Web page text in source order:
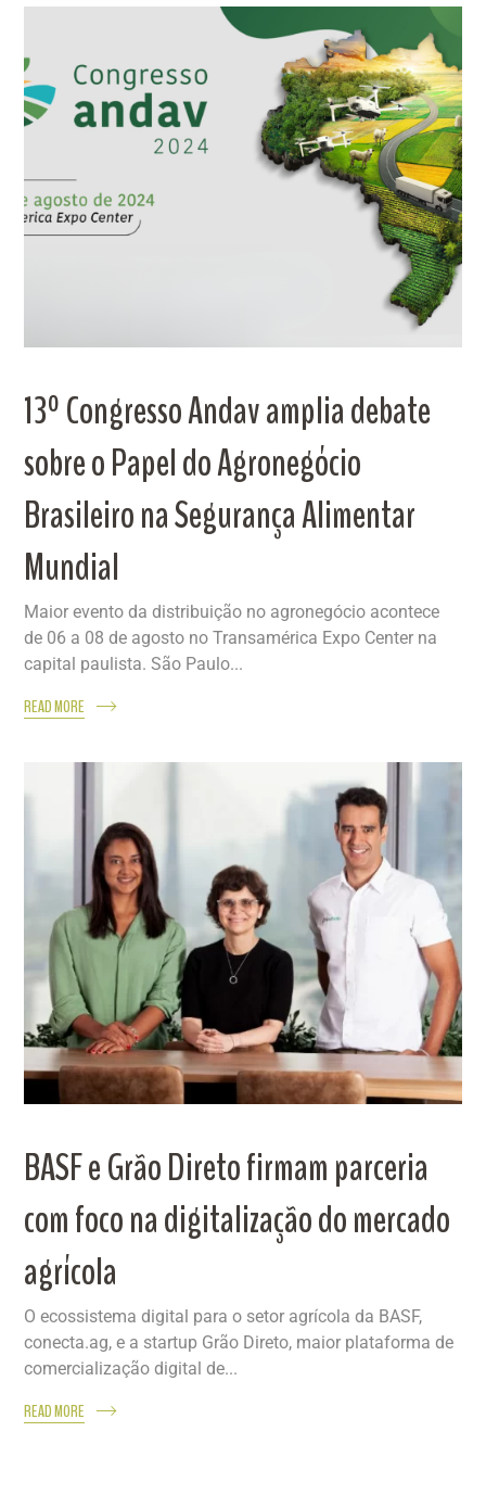
13º Congresso Andav amplia debate
sobre o Papel do Agronegócio
Brasileiro na Segurança Alimentar
Mundial
Maior evento da distribuição no agronegócio acontece
de 06 a 08 de agosto no Transamérica Expo Center na
capital paulista. São Paulo...
READ MORE
BASF e Grão Direto firmam parceria
com foco na digitalização do mercado
agrícola
O ecossistema digital para o setor agrícola da BASF,
conecta.ag, e a startup Grão Direto, maior plataforma de
comercialização digital de...
READ MORE